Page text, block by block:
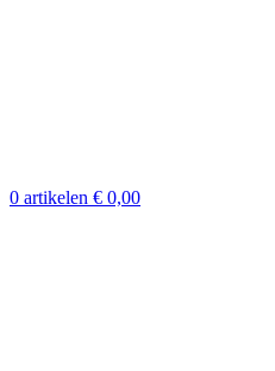
0 artikelen € 0,00